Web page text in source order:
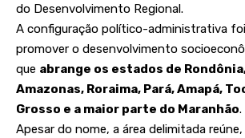
do Desenvolvimento Regional.
A configuração político-administrativa
promover o desenvolvimento
que abrange os estados de
Amazonas, Roraima, Pará, Amapá,
Grosso e a maior parte do Maranhão.
Apesar do nome, a área delimitada